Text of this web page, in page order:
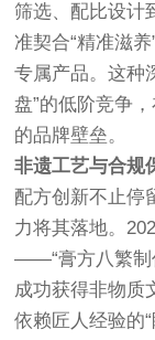
筛选、配比设计
准契合“精准滋
专属产品。这种
盘”的低阶竞争
的品牌壁垒。
非遗工艺与合规
配方创新不止停
力将其落地。
——“膏方八繁制
成功获得非物质
依赖匠人经验的